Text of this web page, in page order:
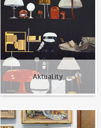
Aktuality
Aktuality
Nabídnout dílo